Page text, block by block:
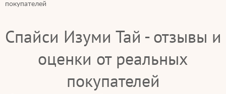
покупателей
Спайси Изуми Тай - отзывы и
оценки от реальных
покупателей